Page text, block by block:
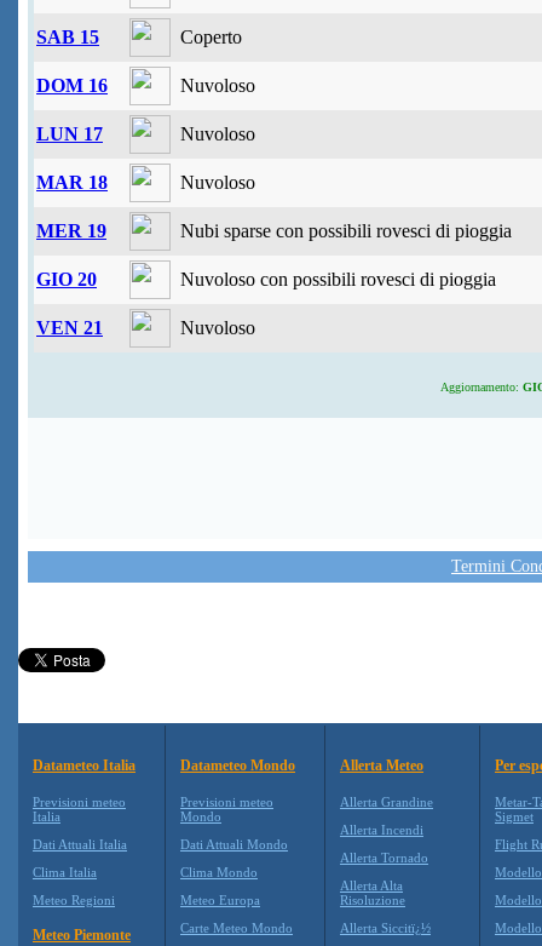
SAB 15 Coperto
DOM 16 Nuvoloso
LUN 17 Nuvoloso
MAR 18 Nuvoloso
MER 19 Nubi sparse con possibili rovesci di pioggia
GIO 20 Nuvoloso con possibili rovesci di pioggia
VEN 21 Nuvoloso
Aggiornamento:
Termini
Datameteo Italia
Previsioni meteo
Italia
Dati Attuali Italia
Clima Italia
Meteo Regioni
Meteo Piemonte
Datameteo Mondo
Previsioni meteo
Mondo
Dati Attuali Mondo
Clima Mondo
Meteo Europa
Carte Meteo Mondo
Allerta Meteo
Allerta Grandine
Allerta Incendi
Allerta Tornado
Allerta Alta
Risoluzione
Allerta Siccitï¿½
Per
Metar-
Sigmet
Flight
Modello